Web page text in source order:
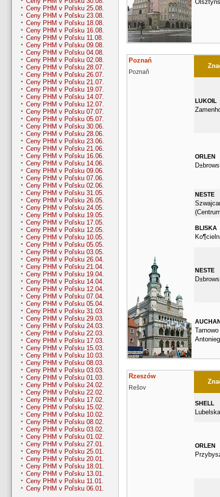
Ceny PHM v Poľsku 25.08.
Ceny PHM v Poľsku 23.08.
Ceny PHM v Poľsku 18.08.
Ceny PHM v Poľsku 16.08.
Ceny PHM v Poľsku 11.08.
Ceny PHM v Poľsku 09.08.
Ceny PHM v Poľsku 04.08.
Ceny PHM v Poľsku 02.08.
Ceny PHM v Poľsku 28.07.
Ceny PHM v Poľsku 26.07.
Ceny PHM v Poľsku 21.07.
Ceny PHM v Poľsku 19.07.
Ceny PHM v Poľsku 14.07.
Ceny PHM v Poľsku 12.07.
Ceny PHM v Poľsku 07.07.
Ceny PHM v Poľsku 05.07.
Ceny PHM v Poľsku 30.06.
Ceny PHM v Poľsku 28.06.
Ceny PHM v Poľsku 23.06.
Ceny PHM v Poľsku 21.06.
Ceny PHM v Poľsku 16.06.
Ceny PHM v Poľsku 14.06.
Ceny PHM v Poľsku 09.06.
Ceny PHM v Poľsku 07.06.
Ceny PHM v Poľsku 02.06.
Ceny PHM v Poľsku 31.05.
Ceny PHM v Poľsku 26.05.
Ceny PHM v Poľsku 24.05.
Ceny PHM v Poľsku 19.05.
Ceny PHM v Poľsku 17.05.
Ceny PHM v Poľsku 12.05.
Ceny PHM v Poľsku 10.05.
Ceny PHM v Poľsku 05.05.
Ceny PHM v Poľsku 03.05.
Ceny PHM v Poľsku 26.04.
Ceny PHM v Poľsku 21.04.
Ceny PHM v Poľsku 19.04.
Ceny PHM v Poľsku 14.04.
Ceny PHM v Poľsku 12.04.
Ceny PHM v Poľsku 07.04.
Ceny PHM v Poľsku 05.04.
Ceny PHM v Poľsku 31.03.
Ceny PHM v Poľsku 29.03.
Ceny PHM v Poľsku 24.03.
Ceny PHM v Poľsku 22.03.
Ceny PHM v Poľsku 17.03.
Ceny PHM v Poľsku 15.03.
Ceny PHM v Poľsku 10.03.
Ceny PHM v Poľsku 08.03.
Ceny PHM v Poľsku 03.03.
Ceny PHM v Poľsku 01.03.
Ceny PHM v Poľsku 24.02.
Ceny PHM v Poľsku 22.02.
Ceny PHM v Poľsku 17.02.
Ceny PHM v Poľsku 15.02.
Ceny PHM v Poľsku 10.02.
Ceny PHM v Poľsku 08.02.
Ceny PHM v Poľsku 03.02.
Ceny PHM v Poľsku 01.02.
Ceny PHM v Poľsku 27.01.
Ceny PHM v Poľsku 25.01.
Ceny PHM v Poľsku 20.01.
Ceny PHM v Poľsku 18.01.
Ceny PHM v Poľsku 13.01.
Ceny PHM v Poľsku 11.01.
Ceny PHM v Poľsku 06.01.
Poznań
Poznaň
LUKOIL
ORLEN
NESTE
BLISKA
NESTE
Tarnowo
Rzeszów
Rešov
SHELL
ORLEN